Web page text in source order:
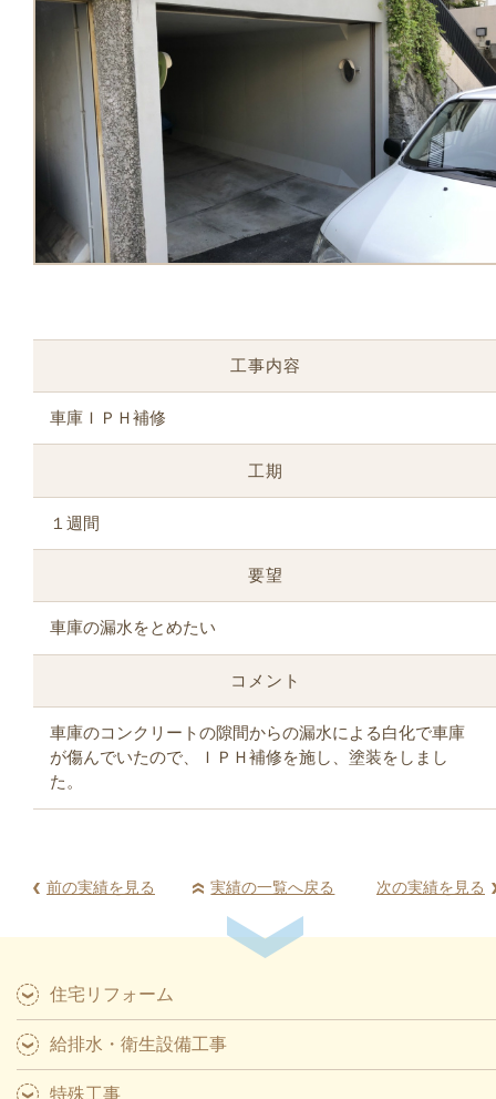
工事内容
車庫ＩＰＨ補修
工期
１週間
要望
車庫の漏水をとめたい
コメント
車庫のコンクリートの隙間からの漏水による白化で車庫
が傷んでいたので、ＩＰＨ補修を施し、塗装をしまし
た。
前の実績を見る 実績の一覧へ戻る 次の実績を見る
住宅リフォーム
給排水・衛生設備工事
特殊工事